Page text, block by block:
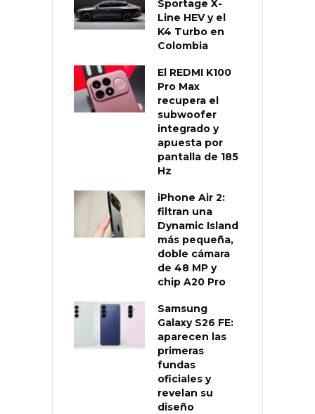
Sportage X-
Line HEV y el
K4 Turbo en
Colombia
El REDMI K100
Pro Max
recupera el
subwoofer
integrado y
apuesta por
pantalla de 185
Hz
iPhone Air 2:
filtran una
Dynamic Island
más pequeña,
doble cámara
de 48 MP y
chip A20 Pro
Samsung
Galaxy S26 FE:
aparecen las
primeras
fundas
oficiales y
revelan su
diseño